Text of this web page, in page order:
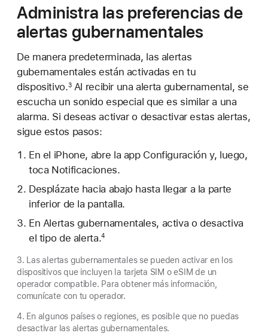
Administra las preferencias de
alertas gubernamentales
De manera predeterminada, las alertas
gubernamentales están activadas en tu
dispositivo.3Al recibir una alerta gubernamental, se
escucha un sonido especial que es similar a una
alarma. Si deseas activar o desactivar estas alertas,
sigue estos pasos:
En el iPhone, abre la app Configuración y, luego,
toca Notificaciones.
Desplázate hacia abajo hasta llegar a la parte
inferior de la pantalla.
En Alertas gubernamentales, activa o desactiva
el tipo de alerta.4
3. Las alertas gubernamentales se pueden activar en los
dispositivos que incluyen la tarjeta SIM o eSIM de un
operador compatible. Para obtener más información,
comunícate con tu operador.
4. En algunos países o regiones, es posible que no puedas
desactivar las alertas gubernamentales.